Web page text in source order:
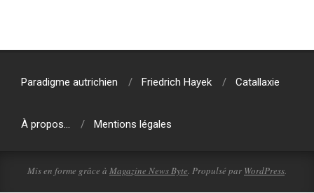
08-
Paradigme autrichien
Friedrich Hayek Catallaxie
À propos… Mentions légales
Mis en forme grâce à Magazine News Byte. Propulsé par WordPress.